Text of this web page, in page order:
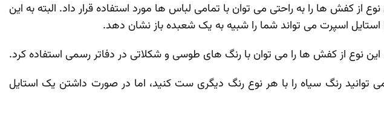
ها را به‌ راحتی می توان با تمامی لباس‌ ها مورد استفاده قرار داد. البته به این
اسپرت می ‌تواند شما را شبیه به یک شعبده باز نشان دهد.
از کفش ها را می ‌توان با رنگ های طوسی و شکلاتی در دفاتر رسمی استفاده کرد.
توانید رنگ سیاه را با هر نوع رنگ دیگری ست کنید، اما در صورت داشتن یک استایل